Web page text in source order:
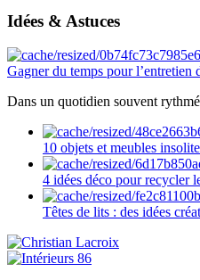
Idées & Astuces
Gagner du temps pour l’entretien
Dans un quotidien souvent
10 objets et meubles
4 idées déco pour recycler
Têtes de lits : des idées